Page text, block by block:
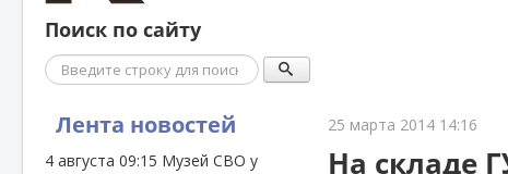
Поиск по сайту
Поиск
Лента новостей
4 августа 09:15 Музей СВО у
25 марта 2014 14:16
На складе